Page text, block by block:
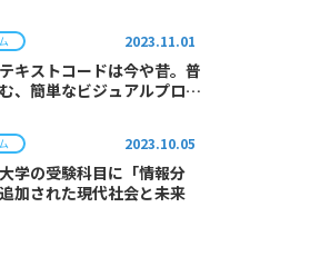
2023.11.01
キストコードは今や昔。普
、簡単なビジュアルプログ
2023.10.05
学の受験科目に「情報分
加された現代社会と未来